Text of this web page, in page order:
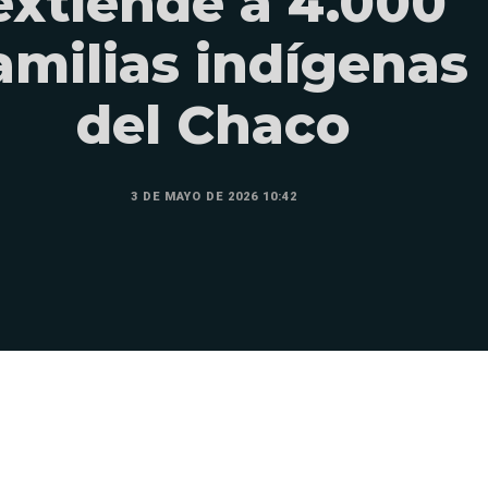
indígenas
del Chaco
3 DE MAYO DE 2026 10:42